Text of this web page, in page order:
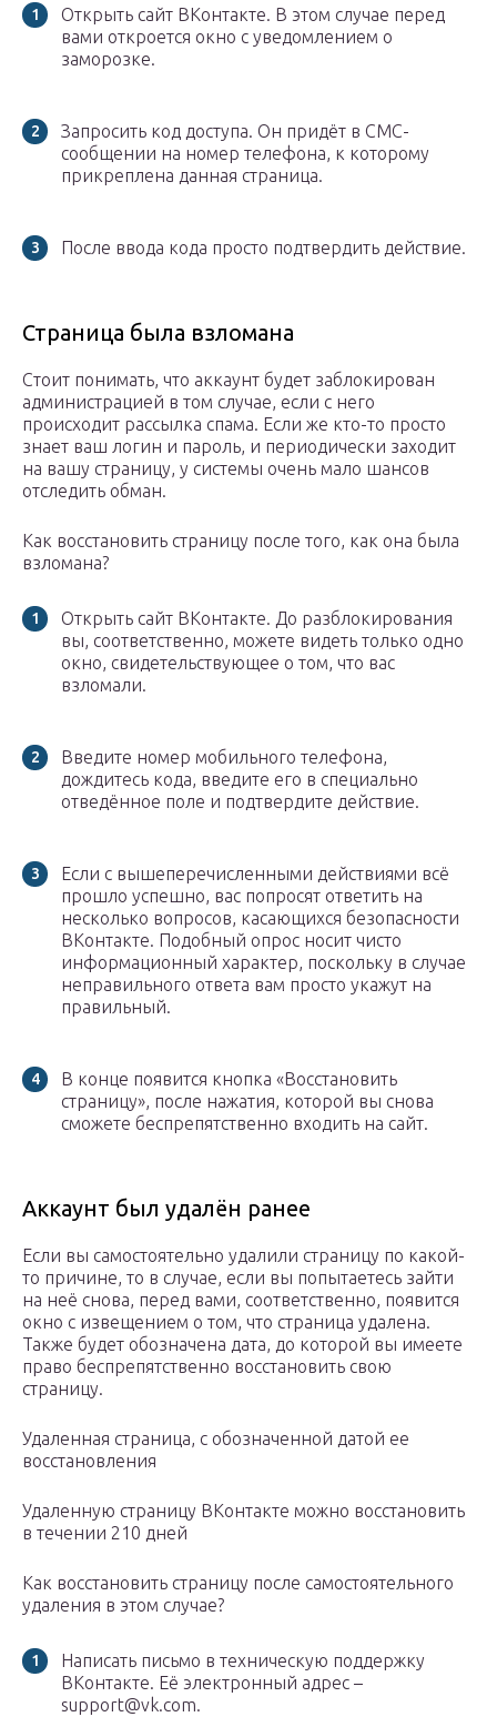
Открыть сайт ВКонтакте. В этом случае перед
вами откроется окно с уведомлением о
заморозке.
Запросить код доступа. Он придёт в СМС-
сообщении на номер телефона, к которому
прикреплена данная страница.
После ввода кода просто подтвердить действие.
Страница была взломана
Стоит понимать, что аккаунт будет заблокирован
администрацией в том случае, если с него
происходит рассылка спама. Если же кто-то просто
знает ваш логин и пароль, и периодически заходит
на вашу страницу, у системы очень мало шансов
отследить обман.
Как восстановить страницу после того, как она была
взломана?
Открыть сайт ВКонтакте. До разблокирования
вы, соответственно, можете видеть только одно
окно, свидетельствующее о том, что вас
взломали.
Введите номер мобильного телефона,
дождитесь кода, введите его в специально
отведённое поле и подтвердите действие.
Если с вышеперечисленными действиями всё
прошло успешно, вас попросят ответить на
несколько вопросов, касающихся безопасности
ВКонтакте. Подобный опрос носит чисто
информационный характер, поскольку в случае
неправильного ответа вам просто укажут на
правильный.
В конце появится кнопка «Восстановить
страницу», после нажатия, которой вы снова
сможете беспрепятственно входить на сайт.
Аккаунт был удалён ранее
Если вы самостоятельно удалили страницу по какой-
то причине, то в случае, если вы попытаетесь зайти
на неё снова, перед вами, соответственно, появится
окно с извещением о том, что страница удалена.
Также будет обозначена дата, до которой вы имеете
право беспрепятственно восстановить свою
страницу.
Удаленная страница, с обозначенной датой ее
восстановления
Удаленную страницу ВКонтакте можно восстановить
в течении 210 дней
Как восстановить страницу после самостоятельного
удаления в этом случае?
Написать письмо в техническую поддержку
ВКонтакте. Её электронный адрес –
support@vk.com.